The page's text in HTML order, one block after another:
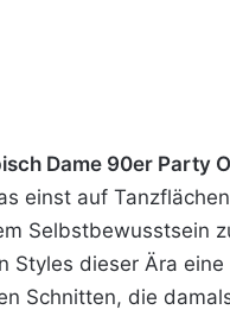
Dame 90er Party
einst auf
Selbstbewusstsein
Styles dieser Ära eine
Schnitten, die